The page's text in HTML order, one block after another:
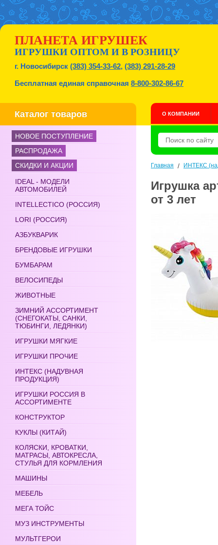
ПЛАНЕТА ИГРУШЕК
ИГРУШКИ ОПТОМ И В РОЗНИЦУ
г. Новосибирск (383) 354-33-62, (383) 291-28-29
Бесплатная единая справочная 8-800-302-86-67
Каталог товаров О КОМПАНИИ
НОВОЕ ПОСТУПЛЕНИЕ
РАСПРОДАЖА
СКИДКИ И АКЦИИ
IDEAL - МОДЕЛИ
АВТОМОБИЛЕЙ
INTELLECTICO (РОССИЯ)
LORI (РОССИЯ)
АЗБУКВАРИК
БРЕНДОВЫЕ ИГРУШКИ
БУМБАРАМ
ВЕЛОСИПЕДЫ
ЖИВОТНЫЕ
ЗИМНИЙ АССОРТИМЕНТ
(СНЕГОКАТЫ, САНКИ,
ТЮБИНГИ, ЛЕДЯНКИ)
ИГРУШКИ МЯГКИЕ
ИГРУШКИ ПРОЧИЕ
ИНТЕКС (НАДУВНАЯ
ПРОДУКЦИЯ)
ИГРУШКИ РОССИЯ В
АССОРТИМЕНТЕ
КОНСТРУКТОР
КУКЛЫ (КИТАЙ)
КОЛЯСКИ, КРОВАТКИ,
МАТРАСЫ, АВТОКРЕСЛА,
СТУЛЬЯ ДЛЯ КОРМЛЕНИЯ
МАШИНЫ
МЕБЕЛЬ
МЕГА ТОЙС
МУЗ ИНСТРУМЕНТЫ
МУЛЬТГЕРОИ
Главная / ИНТЕКС
Игрушка
от 3 лет